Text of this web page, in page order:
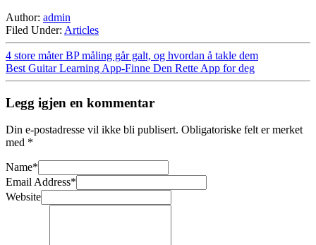
Author: admin
Filed Under: Articles
4 store måter BP måling går galt, og hvordan å takle dem
Best Guitar Learning App-Finne Den Rette App for deg
Legg igjen en kommentar
Din e-postadresse vil ikke bli publisert. Obligatoriske felt er merket
med *
Name*
Email Address*
Website